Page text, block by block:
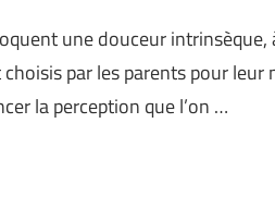
une douceur
par les parents pour
la perception que l’on …